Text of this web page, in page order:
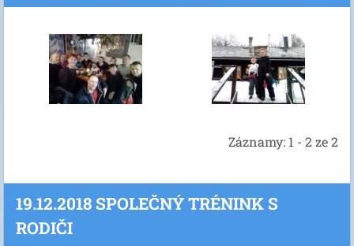
Záznamy: 1 - 2 ze 2
19.12.2018 SPOLEČNÝ TRÉNINK S
RODIČI